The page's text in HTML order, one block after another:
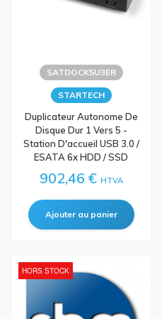
SATDOCK5U3ER
STARTECH
Duplicateur Autonome De
Disque Dur 1 Vers 5 -
Station D'accueil USB 3.0 /
ESATA 6x HDD / SSD
902,46 € HTVA
HORS STOCK